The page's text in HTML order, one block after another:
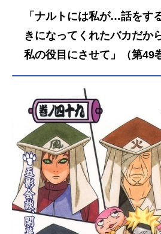
「ナルトには私が…話をす
きになってくれたバカだか
私の役目にさせて」（第49